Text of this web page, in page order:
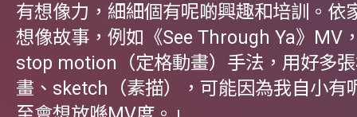
有想像力，細細個有呢啲興趣和培訓。依
想像故事，例如《See Through Ya》MV
stop motion（定格動畫）手法，用好多
畫、sketch（素描），可能因為我自小有